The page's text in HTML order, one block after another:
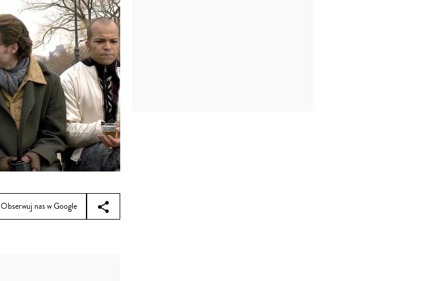
Obserwuj nas w Google